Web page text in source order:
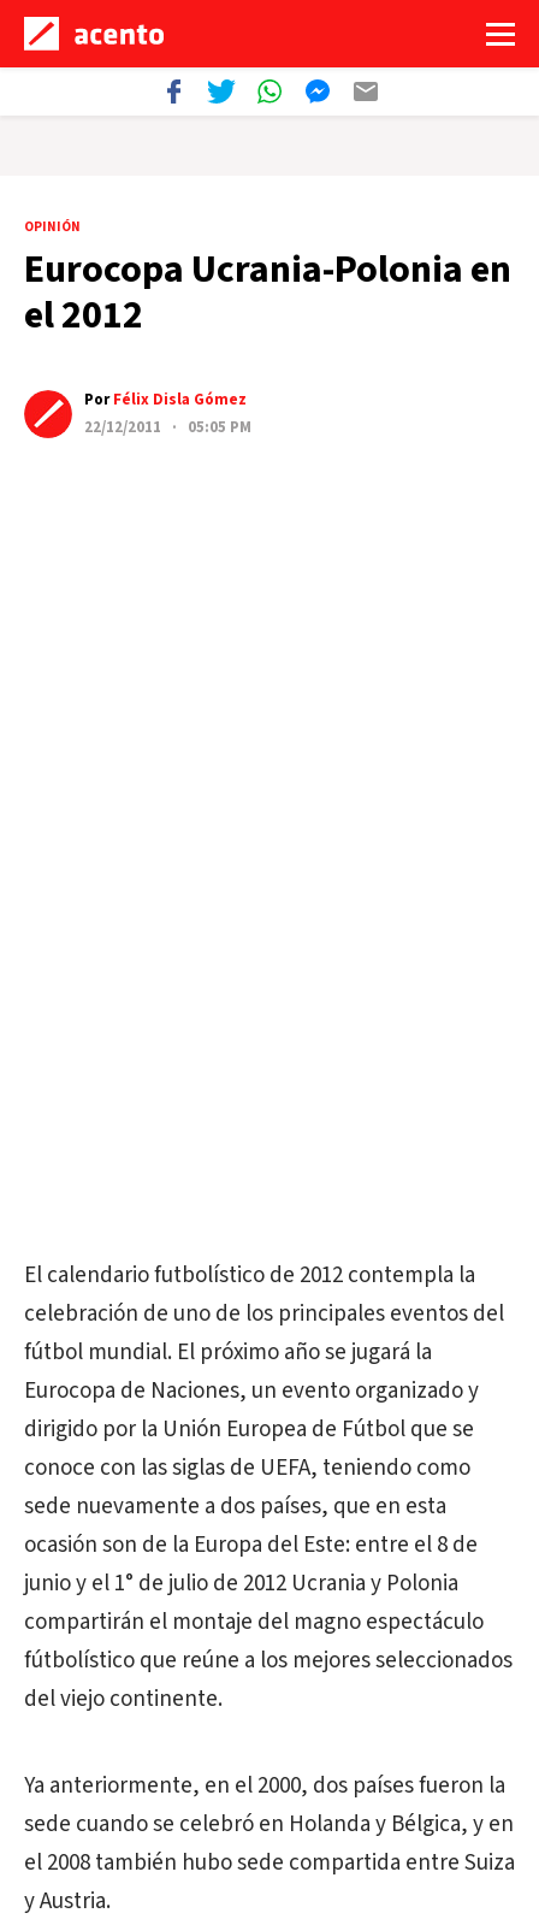
OPINIÓN
Eurocopa Ucrania-Polonia en
el 2012
PorFélix Disla Gómez
22/12/2011 · 05:05 PM
El calendario futbolístico de 2012 contempla la
celebración de uno de los principales eventos del
fútbol mundial. El próximo año se jugará la
Eurocopa de Naciones, un evento organizado y
dirigido por la Unión Europea de Fútbol que se
conoce con las siglas de UEFA, teniendo como
sede nuevamente a dos países, que en esta
ocasión son de la Europa del Este: entre el 8 de
junio y el 1° de julio de 2012 Ucrania y Polonia
compartirán el montaje del magno espectáculo
fútbolístico que reúne a los mejores seleccionados
del viejo continente.
Ya anteriormente, en el 2000, dos países fueron la
sede cuando se celebró en Holanda y Bélgica, y en
el 2008 también hubo sede compartida entre Suiza
y Austria.